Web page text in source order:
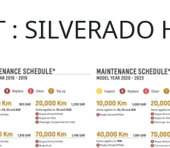
: SILVERADO